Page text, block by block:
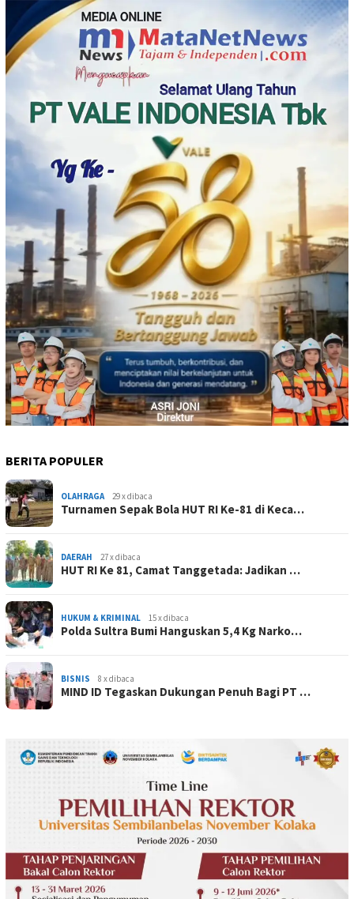
BERITA POPULER
OLAHRAGA 29 x dibaca
Turnamen Sepak Bola HUT RI Ke-81 di Keca…
DAERAH 27 x dibaca
HUT RI Ke 81, Camat Tanggetada: Jadikan …
HUKUM & KRIMINAL 15 x dibaca
Polda Sultra Bumi Hanguskan 5,4 Kg Narko…
BISNIS 8 x dibaca
MIND ID Tegaskan Dukungan Penuh Bagi PT …